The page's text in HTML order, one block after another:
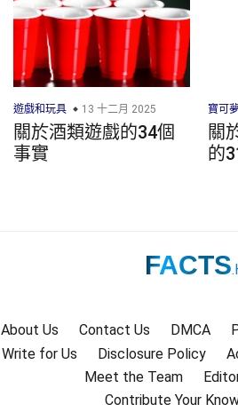
遊戲和玩具 13 十二月 2025
關於酒類遊戲的34個
事實
寶可
關
的
FACTS
About Us Contact Us DMCA
Write for Us
Disclosure Policy
Meet the Team
Contribute Your